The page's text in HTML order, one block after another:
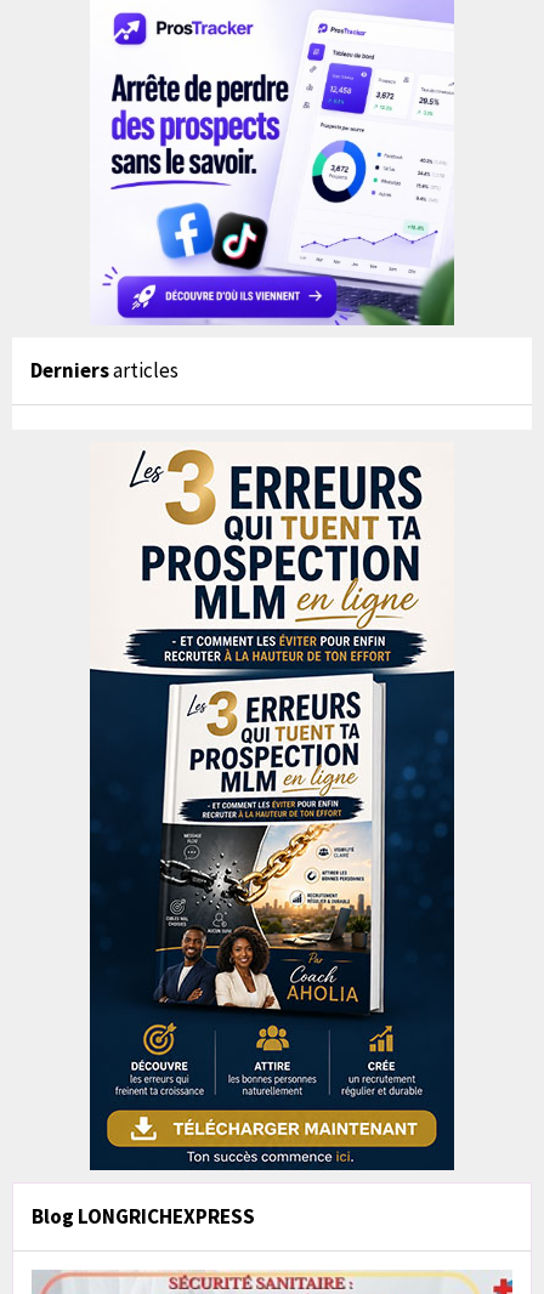
Derniersarticles
Blog LONGRICHEXPRESS